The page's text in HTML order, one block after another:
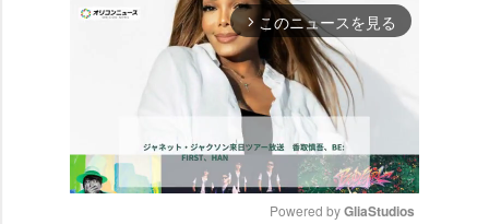
arrow_forward_ios このニュースを見る
Powered by GliaStudios